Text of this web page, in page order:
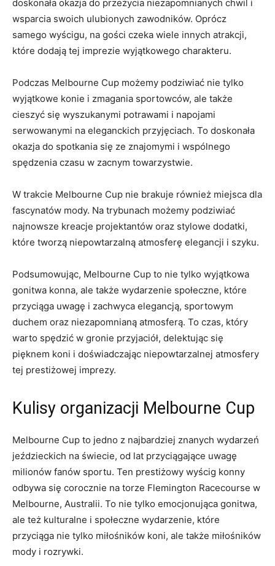
doskonała ‍okazja do przeżycia niezapomnianych chwil i
‍wsparcia swoich ulubionych zawodników. Oprócz ​
samego wyścigu, na gości czeka wiele​ innych ‍atrakcji,
które dodają tej imprezie wyjątkowego charakteru.
Podczas Melbourne Cup możemy podziwiać nie tylko
wyjątkowe konie i zmagania sportowców, ‌ale także
cieszyć się wyszukanymi ​potrawami i napojami
serwowanymi ⁤na ​eleganckich przyjęciach.​ To doskonała
okazja do ⁤spotkania się ze‍ znajomymi i wspólnego
spędzenia czasu w zacnym​ towarzystwie.
W⁢ trakcie Melbourne Cup nie brakuje⁤ również ⁢miejsca ​dla
fascynatów mody. ⁤Na⁢ trybunach⁤ możemy podziwiać
najnowsze kreacje projektantów oraz‌ stylowe dodatki,
które ⁤tworzą niepowtarzalną‌ atmosferę elegancji i ‌szyku.
Podsumowując, Melbourne Cup to nie tylko wyjątkowa
gonitwa ‍konna, ale​ także wydarzenie społeczne, które
przyciąga uwagę⁤ i zachwyca elegancją, sportowym
duchem⁤ oraz niezapomnianą atmosferą. To czas, ⁢który
warto spędzić ‍w gronie przyjaciół, delektując się
pięknem koni i doświadczając niepowtarzalnej atmosfery ​
tej⁤ prestiżowej imprezy.
Kulisy organizacji Melbourne Cup
Melbourne Cup to jedno z najbardziej znanych wydarzeń
jeździeckich na⁣ świecie,⁢ od lat‌ przyciągające uwagę
milionów fanów sportu. Ten prestiżowy wyścig konny
odbywa się ‍corocznie na torze Flemington Racecourse w
Melbourne, Australii.⁤ To nie tylko emocjonująca gonitwa,
ale ⁣też⁢ kulturalne i społeczne wydarzenie, które
przyciąga‍ nie⁣ tylko miłośników koni, ale ⁣także miłośników
⁢mody i⁢ rozrywki.